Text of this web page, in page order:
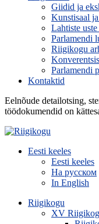
Giidid ja
Kunstisaal
Lahtiste
Parlamendi
Riigikogu
Parlamendi
Kontaktid
Eelnõude detailotsing,
töödokumendid on
Eesti keeles
Eesti keeles
На русском
In English
Riigikogu
XV